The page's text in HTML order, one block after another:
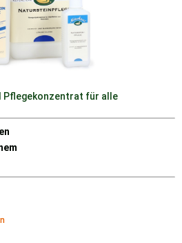
Pflegekonzentrat für alle